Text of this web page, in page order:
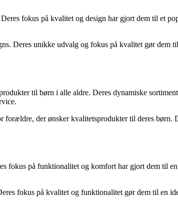
fokus på kvalitet og design har gjort dem til et
Deres unikke udvalg og fokus på kvalitet gør dem
til børn i alle aldre. Deres dynamiske
der ønsker kvalitetsprodukter til deres børn.
fokus på funktionalitet og komfort har gjort dem til
fokus på kvalitet og funktionalitet gør dem til en